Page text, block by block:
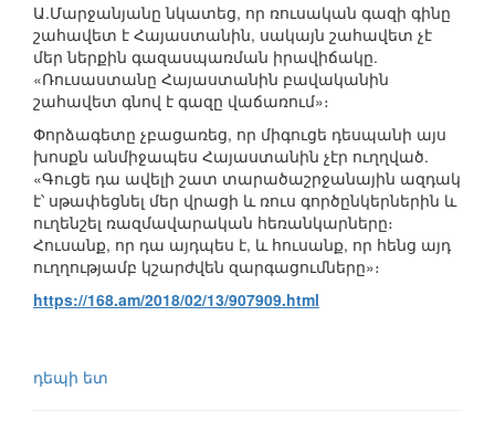
Ա.Մարջանյանը նկատեց, որ ռուսական գազի գինը
շահավետ է Հայաստանին, սակայն շահավետ չէ
մեր ներքին գազասպառման իրավիճակը.
«Ռուսաստանը Հայաստանին բավականին
շահավետ գնով է գազը վաճառում»։
Փորձագետը չբացառեց, որ միգուցե դեսպանի այս
խոսքն անմիջապես Հայաստանին չէր ուղղված.
«Գուցե դա ավելի շատ տարածաշրջանային ազդակ
է՝ սթափեցնել մեր վրացի և ռուս գործընկերներին և
ուղենշել ռազմավարական հեռանկարները։
Հուսանք, որ դա այդպես է, և հուսանք, որ հենց այդ
ուղղությամբ կշարժվեն զարգացումները»։
https://168.am/2018/02/13/907909.html
դեպի ետ